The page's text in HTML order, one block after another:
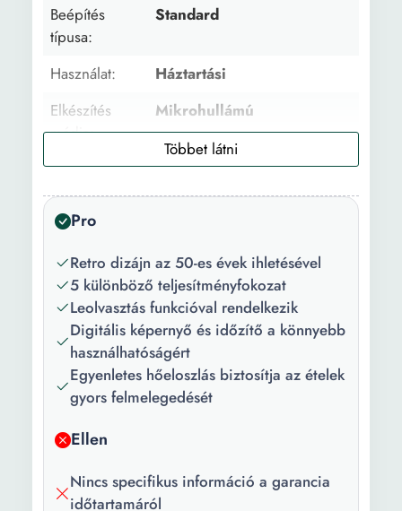
Beépítés
típusa:
Standard
Használat:
Háztartási
Elkészítés
módja:
Mikrohullámú
Vezérlőpanel
típusa:
Mechanikus
Ajtó nyítása:
Kapacitás:
20 l
Belső anyag:
Acél
Tulajdonság:
Automatikus kikapcsolás
Időzítő Belső világítás
Jelzés a program végén
Kivehető tálca
Szín:
Teljesítmény:
800 W
Pro
Retro dizájn az 50-es évek ihletésével
5 különböző teljesítményfokozat
Leolvasztás funkcióval rendelkezik
Digitális képernyő és időzítő a könnyebb
használhatóságért
Egyenletes hőeloszlás biztosítja az ételek
gyors felmelegedését
Ellen
Nincs specifikus információ a garancia
időtartamáról